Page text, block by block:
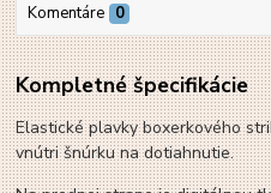
Komentáre 0
Kompletné špecifikácie
Elastické plavky boxerkového
vnútri šnúrku na dotiahnutie.